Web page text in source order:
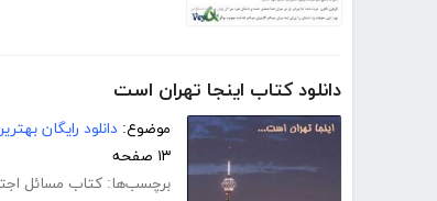
دانلود کتاب اینجا تهران است
موضوع: دانلود رایگان
۱۳ صفحه
برچسب‌ها: کتاب مسائل